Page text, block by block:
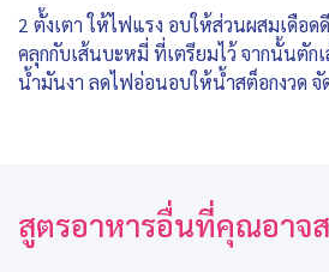
2 ตั้งเตา ให้ไฟแรง อบให้ส่วนผสมเดือ
คลุกกับเส้นบะหมี่ ที่เตรียมไว้ จากนั้นตัก
น้ำมันงา ลดไฟอ่อนอบให้น้ำสต็อกงวด จั
สูตรอาหารอื่นที่คุณอาจ